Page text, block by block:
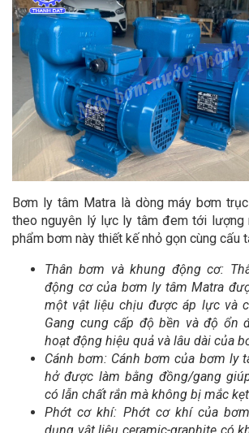
Bơm ly tâm Matra là dòng máy bơm
theo nguyên lý lực ly tâm đem tới lượng
phẩm bơm này thiết kế nhỏ gọn cùng cấu
Thân bơm và khung động cơ:
động cơ của bơm ly tâm Matra
một vật liệu chịu được áp lực và
Gang cung cấp độ bền và độ ổn
hoạt động hiệu quả và lâu dài của
Cánh bơm: Cánh bơm của bơm ly
hở được làm bằng đồng/gang
có lẫn chất rắn mà không bị mắc
Phớt cơ khí: Phớt cơ khí của